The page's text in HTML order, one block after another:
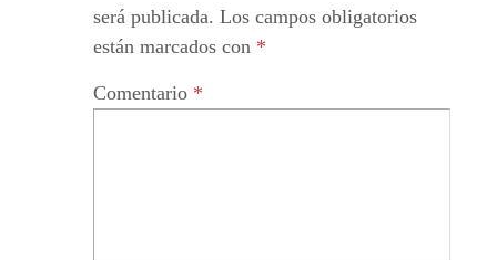
será publicada. Los campos obligatorios
están marcados con *
Comentario *